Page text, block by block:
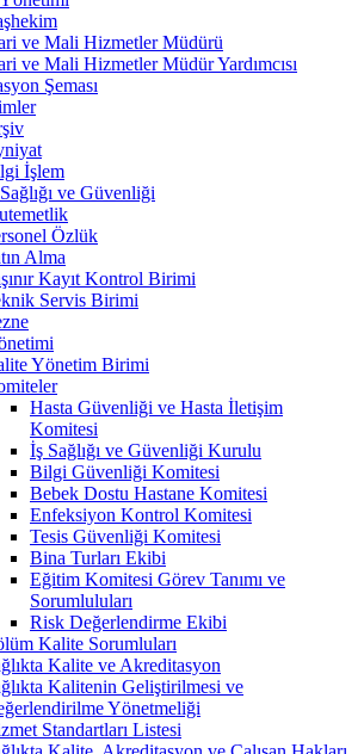
ve Mali Hizmetler Müdürü
ve Mali Hizmetler Müdür Yardımcısı
Şeması
İşlem
ve Güvenliği
Özlük
Alma
Kayıt Kontrol Birimi
Servis Birimi
Yönetim Birimi
Hasta Güvenliği ve Hasta İletişim
Komitesi
İş Sağlığı ve Güvenliği Kurulu
Bilgi Güvenliği Komitesi
Bebek Dostu Hastane Komitesi
Enfeksiyon Kontrol Komitesi
Tesis Güvenliği Komitesi
Bina Turları Ekibi
Eğitim Komitesi Görev Tanımı ve
Sorumluluları
Risk Değerlendirme Ekibi
Kalite Sorumluları
Kalite ve Akreditasyon
Kalitenin Geliştirilmesi ve
Yönetmeliği
Standartları Listesi